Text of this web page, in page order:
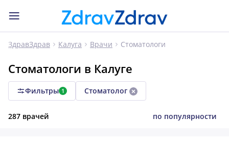
ЗдравЗдрав Калуга Врачи Стоматологи
Стоматологи в Калуге
Фильтры 1 Стоматолог
287 врачей по популярности